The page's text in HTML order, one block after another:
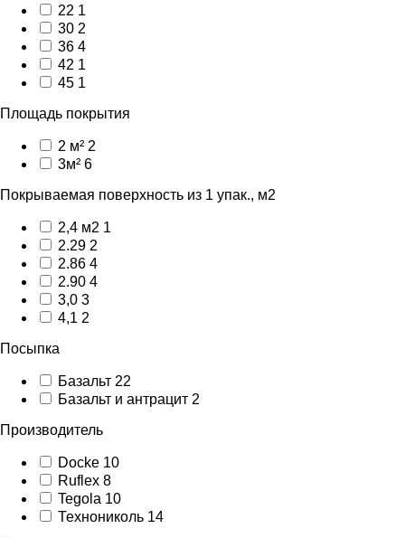
22 1
30 2
36 4
42 1
45 1
Площадь покрытия
2 м² 2
3м² 6
Покрываемая поверхность из 1 упак., м2
2,4 м2 1
2.29 2
2.86 4
2.90 4
3,0 3
4,1 2
Посыпка
Базальт 22
Базальт и антрацит 2
Производитель
Docke 10
Ruflex 8
Tegola 10
Технониколь 14